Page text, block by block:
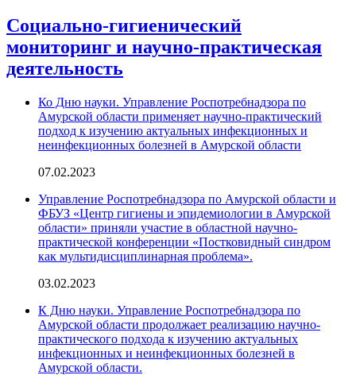
Социально-гигиенический
мониторинг и научно-практическая
деятельность
Ко Дню науки. Управление Роспотребнадзора по
Амурской области применяет научно-практический
подход к изучению актуальных инфекционных и
неинфекционных болезней в Амурской области
07.02.2023
Управление Роспотребнадзора по Амурской области и
ФБУЗ «Центр гигиены и эпидемиологии в Амурской
области» приняли участие в областной научно-
практической конференции «Постковидный синдром
как мультидисциплинарная проблема».
03.02.2023
К Дню науки. Управление Роспотребнадзора по
Амурской области продолжает реализацию научно-
практического подхода к изучению актуальных
инфекционных и неинфекционных болезней в
Амурской области.